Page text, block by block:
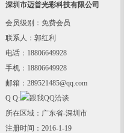
深圳市迈普光彩科技有限公司
会员级别：免费会员
联系人：郭红利
电话：18806649928
手机：18806649928
邮箱：289521485@qq.com
Q Q:
所在区域：广东省-深圳市
注册时间：2016-1-19